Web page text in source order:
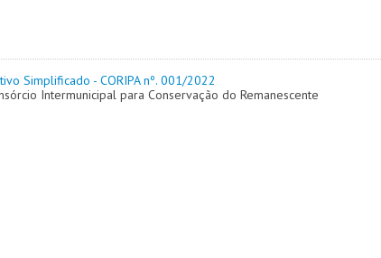
Simplificado - CORIPA nº. 001/2022
Intermunicipal para Conservação do Remanescente